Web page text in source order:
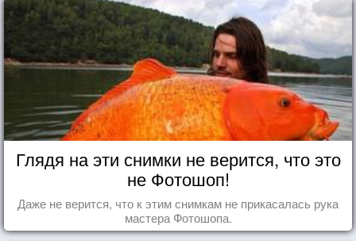
Глядя на эти снимки не верится, что это
не Фотошоп!
Даже не верится, что к этим снимкам не прикасалась рука
мастера Фотошопа.